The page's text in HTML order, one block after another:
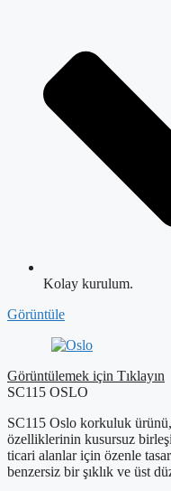
Kolay kurulum.
Görüntüle
Görüntülemek için Tıklayın
SC115 OSLO
SC115 Oslo korkuluk
özelliklerinin kusursuz
ticari alanlar için özenle
benzersiz bir şıklık ve üst